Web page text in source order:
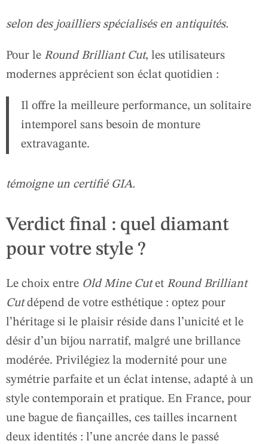
selon des joailliers spécialisés en antiquités.
Pour le Round Brilliant Cut, les utilisateurs
modernes apprécient son éclat quotidien :
Il offre la meilleure performance, un solitaire
intemporel sans besoin de monture
extravagante.
témoigne un certifié GIA.
Verdict final : quel diamant
pour votre style ?
Le choix entre Old Mine Cutet Round Brilliant
Cutdépend de votre esthétique : optez pour
l’héritage si le plaisir réside dans l’unicité et le
désir d’un bijou narratif, malgré une brillance
modérée. Privilégiez la modernité pour une
symétrie parfaite et un éclat intense, adapté à un
style contemporain et pratique. En France, pour
une bague de fiançailles, ces tailles incarnent
deux identités : l’une ancrée dans le passé